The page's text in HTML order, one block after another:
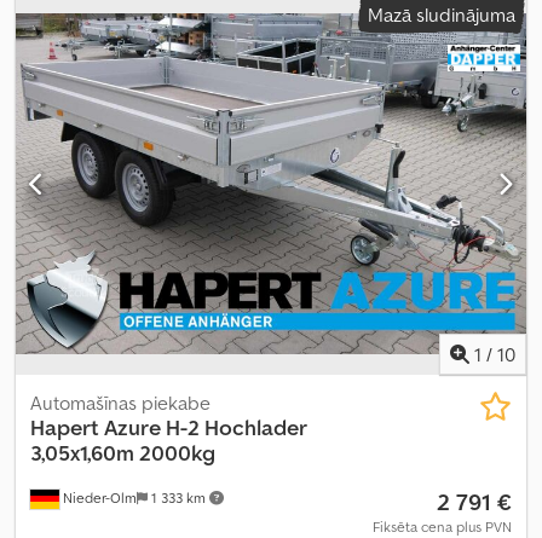
Mazā sludinājuma
1 / 10
Nieder-Olm 1 333 km
Automašīnas piekabe
Hapert Azure H-2 Hochlader
3,05x1,60m 2000kg
2 791 €
Fiksēta cena plus PVN